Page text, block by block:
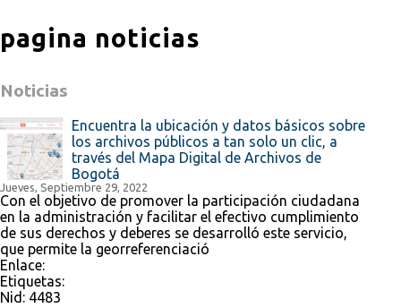
pagina noticias
Noticias
Encuentra la ubicación y datos básicos sobre
los archivos públicos a tan solo un clic, a
través del Mapa Digital de Archivos de
Bogotá
Jueves, Septiembre 29, 2022
Con el objetivo de promover la participación ciudadana
en la administración y facilitar el efectivo cumplimiento
de sus derechos y deberes se desarrolló este servicio,
que permite la georreferenciació
Enlace:
Etiquetas:
Nid: 4483